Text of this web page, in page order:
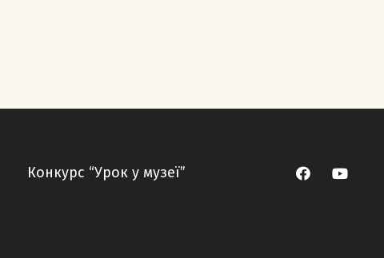
Конкурс “Урок у музеї”